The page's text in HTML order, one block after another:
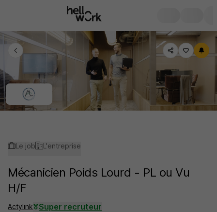
Le job L'entreprise
Mécanicien Poids Lourd - PL ou Vu
H/F
Actylink
Super recruteur